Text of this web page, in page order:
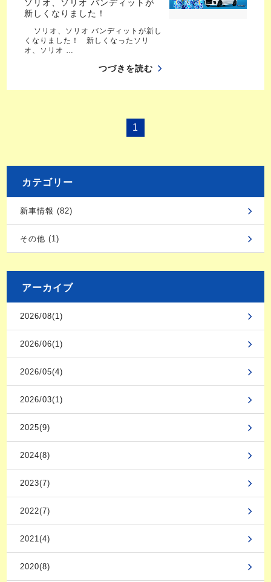
ソリオ、ソリオ バンディットが
新しくなりました！
ソリオ、ソリオ バンディットが新し
くなりました！ 新しくなったソリ
オ、ソリオ …
つづきを読む
1
カテゴリー
新車情報 (82)
その他 (1)
アーカイブ
2026/08(1)
2026/06(1)
2026/05(4)
2026/03(1)
2025(9)
2024(8)
2023(7)
2022(7)
2021(4)
2020(8)